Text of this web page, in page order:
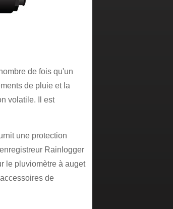
de fois qu'un
de pluie et la
volatile. Il est
une protection
Rainlogger
le pluviomètre à auget
de